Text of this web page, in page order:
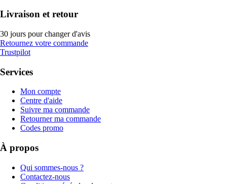
Livraison et retour
30 jours pour changer d'avis
Retournez votre commande
Trustpilot
Services
Mon compte
Centre d'aide
Suivre ma commande
Retourner ma commande
Codes promo
À propos
Qui sommes-nous ?
Contactez-nous